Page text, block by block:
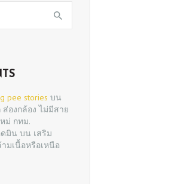
pee stories บน
ส่องกล้อง ไม่มีสาย
ม่ กทม.
มิน บน เสริม
มเนื้อหรือเหนือ